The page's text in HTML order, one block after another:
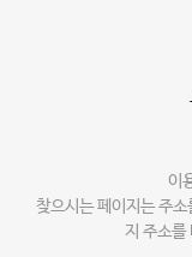
이
찾으시는 페이지는 주
지 주소를